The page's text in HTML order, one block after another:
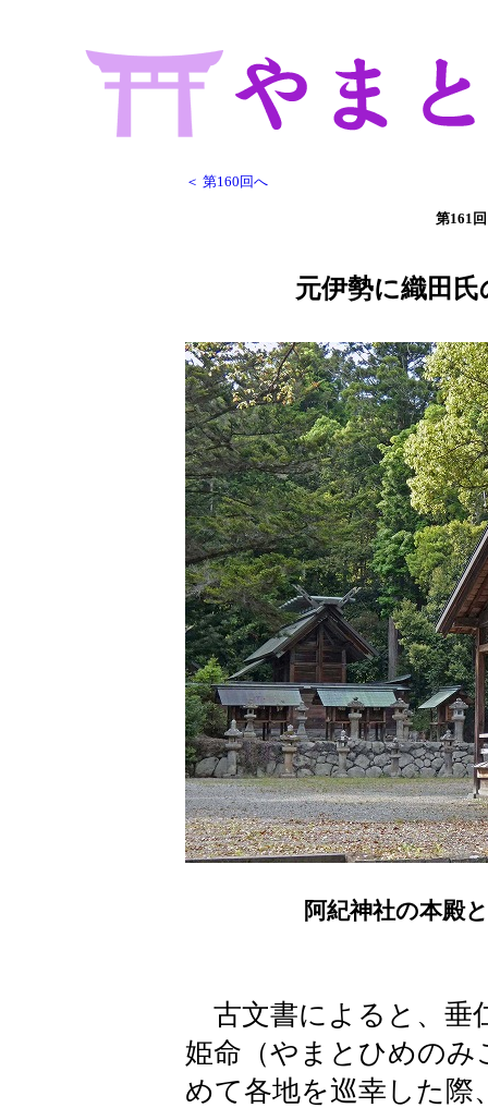
＜ 第160回へ
第161
元伊勢に織田
阿紀神社の本殿
古文書によると、垂
姫命（やまとひめのみ
めて各地を巡幸した際